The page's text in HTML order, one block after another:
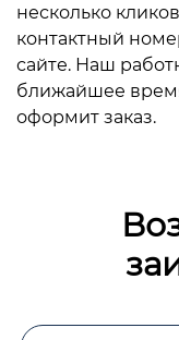
несколько
контактный
сайте. Наш
ближайшее
оформит заказ.